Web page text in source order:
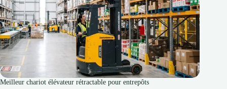
Meilleur chariot élévateur rétractable pour entrepôts